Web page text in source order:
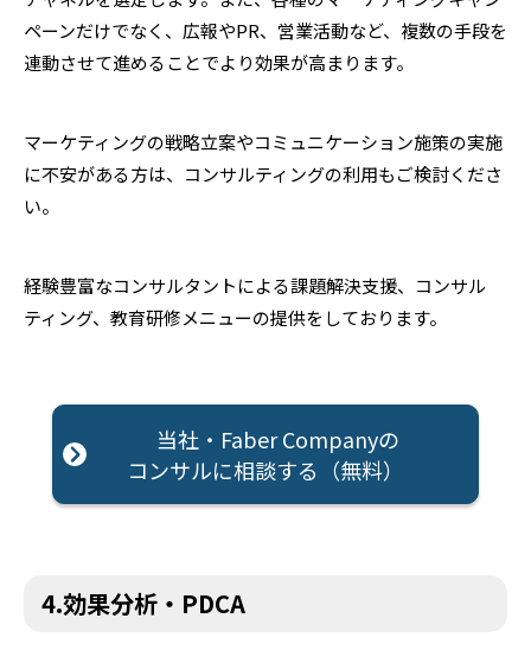
ペーンだけでなく、広報やPR、営業活動など、複数の手段を
連動させて進めることでより効果が高まります。
マーケティングの戦略立案やコミュニケーション施策の実施
に不安がある方は、コンサルティングの利用もご検討くださ
い。
経験豊富なコンサルタントによる課題解決支援、コンサル
ティング、教育研修メニューの提供をしております。
当社・Faber Companyの
コンサルに相談する（無料）
4.効果分析・PDCA